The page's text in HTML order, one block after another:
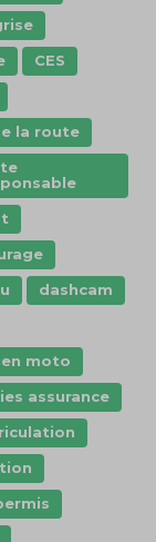
CES
la route
dashcam
moto
assurance